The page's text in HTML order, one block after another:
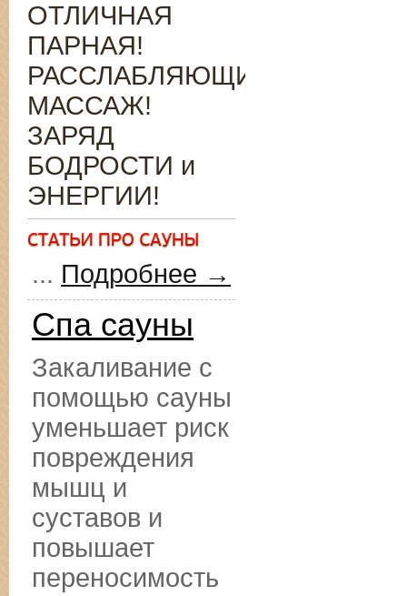
ОТЛИЧНАЯ
ПАРНАЯ!
РАССЛАБЛЯЮЩИЙ
МАССАЖ!
ЗАРЯД
БОДРОСТИ и
ЭНЕРГИИ!
... Подробнее →
Спа сауны
Закаливание с
помощью сауны
уменьшает риск
повреждения
мышц и
суставов и
повышает
переносимость